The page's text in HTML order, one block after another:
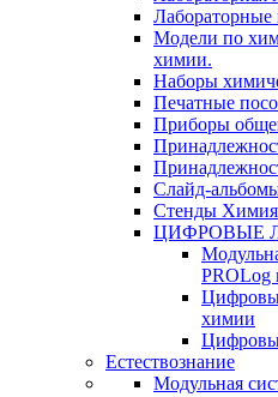
Модели по
химии.
Наборы
Печатные
Приборы
Слайд-
Стенды Химия
ЦИФРОВЫЕ
PROLog
химии
Естествознание
Модульная